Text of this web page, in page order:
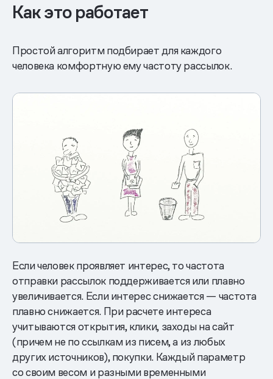
Как это работает
Простой алгоритм подбирает для каждого
человека комфортную ему частоту рассылок.
Если человек проявляет интерес, то частота
отправки рассылок поддерживается или плавно
увеличивается. Если интерес снижается — частота
плавно снижается. При расчете интереса
учитываются открытия, клики, заходы на сайт
(причем не по ссылкам из писем, а из любых
других источников), покупки. Каждый параметр
со своим весом и разными временными